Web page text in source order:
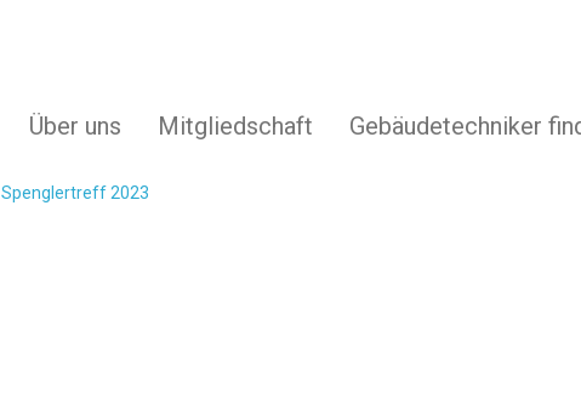
Über uns Mitgliedschaft Gebäudetechniker
Spenglertreff 2023